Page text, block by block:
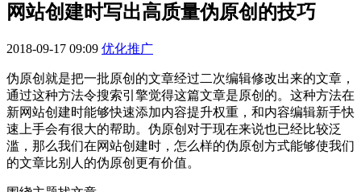
网站创建时写出高质量伪原创的技巧
2018-09-17 09:09 优化推广
伪原创就是把一批原创的文章经过二次编辑修改出来的文章，
通过这种方法令搜索引擎觉得这篇文章是原创的。这种方法在
新网站创建时能够快速添加内容提升权重，和内容编辑新手快
速上手会有很大的帮助。伪原创对于现在来说也已经比较泛
滥，那么我们在网站创建时，怎么样的伪原创方式能够使我们
的文章比别人的伪原创更有价值。